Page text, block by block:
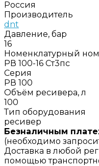
Россия
Производитель
dnt
Давление, бар
16
Номенклатурный
РВ 100-16 Ст3пс
Серия
РВ 100
Объём ресивера, л
100
Тип оборудования
ресивер
Безналичным
(необходимо
Доставка в любой
помощью